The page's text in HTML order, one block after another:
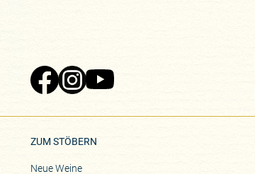
ZUM STÖBERN
Neue Weine